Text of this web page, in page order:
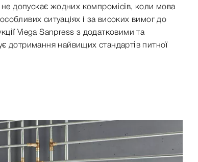
не допускає жодних компромісів, коли мова
ситуаціях і за високих вимог до
Viega Sanpress з додатковими та
дотримання найвищих стандартів питної